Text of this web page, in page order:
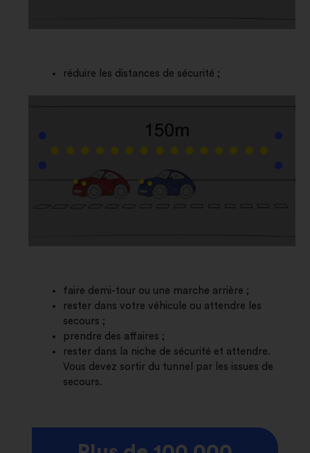
réduire les distances de sécurité ;
faire demi-tour ou une marche arrière ;
rester dans votre véhicule ou attendre les
secours ;
prendre des affaires ;
rester dans la niche de sécurité et attendre.
Vous devez sortir du tunnel par les issues de
secours.